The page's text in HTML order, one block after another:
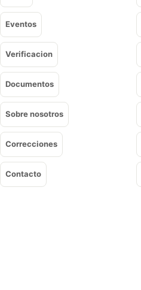
Eventos
Verificacion
Documentos
Sobre nosotros
Correcciones
Contacto